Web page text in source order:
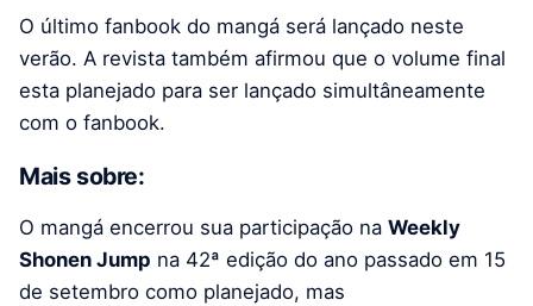
O último fanbook do mangá será lançado neste
verão. A revista também afirmou que o volume final
esta planejado para ser lançado simultâneamente
com o fanbook.
Mais sobre:
O mangá encerrou sua participação na Weekly
Shonen Jump na 42ª edição do ano passado em 15
de setembro como planejado, mas